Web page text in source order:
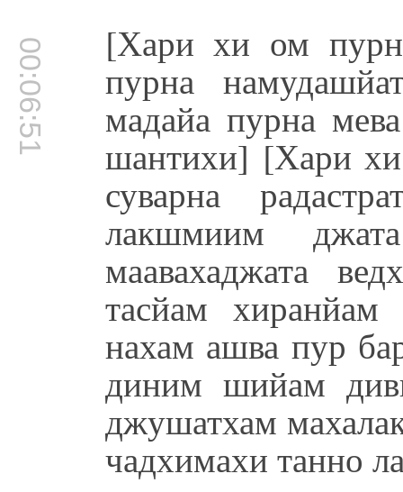
00:06:51 [Хари хи ом
пурна
мадайа пурна
шантихи] [Хари
суварна
лакшмиим
маавахаджата
тасйам
нахам ашва пур
диним шийам
джушатхам
чадхимахи танно